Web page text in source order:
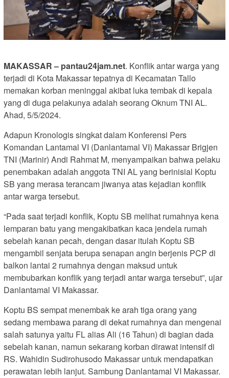
MAKASSAR – pantau24jam.net. Konflik antar warga yang
terjadi di Kota Makassar tepatnya di Kecamatan Tallo
memakan korban meninggal akibat luka tembak di kepala
yang di duga pelakunya adalah seorang Oknum TNI AL.
Ahad, 5/5/2024.
Adapun Kronologis singkat dalam Konferensi Pers
Komandan Lantamal VI (Danlantamal VI) Makassar Brigjen
TNI (Marinir) Andi Rahmat M, menyampaikan bahwa pelaku
penembakan adalah anggota TNI AL yang berinisial Koptu
SB yang merasa terancam jiwanya atas kejadian konflik
antar warga tersebut.
“Pada saat terjadi konflik, Koptu SB melihat rumahnya kena
lemparan batu yang mengakibatkan kaca jendela rumah
sebelah kanan pecah, dengan dasar itulah Koptu SB
mengambil senjata berupa senapan angin berjenis PCP di
balkon lantai 2 rumahnya dengan maksud untuk
membubarkan konflik yang terjadi antar warga tersebut”, ujar
Danlantamal VI Makassar.
Koptu BS sempat menembak ke arah tiga orang yang
sedang membawa parang di dekat rumahnya dan mengenai
salah satunya yaitu FL alias Ali (16 Tahun) di bagian dada
sebelah kanan, namun sekarang korban dirawat intensif di
RS. Wahidin Sudirohusodo Makassar untuk mendapatkan
perawatan lebih lanjut. Sambung Danlantamal VI Makassar.